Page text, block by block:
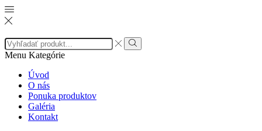
Search
input
Search
Menu Kategórie
Úvod
O nás
Ponuka produktov
Galéria
Kontakt